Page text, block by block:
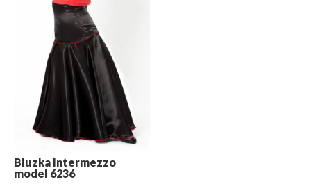
Bluzka Intermezzo
model 6236